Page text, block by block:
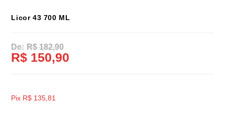
Licor 43 700 ML
R$182,90
R$ 150,90
Pix R$ 135,81